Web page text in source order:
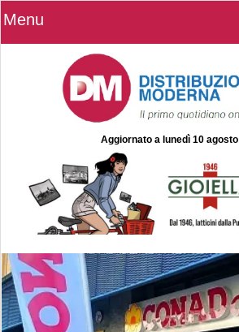
Menu
Aggiornato a lunedì 10